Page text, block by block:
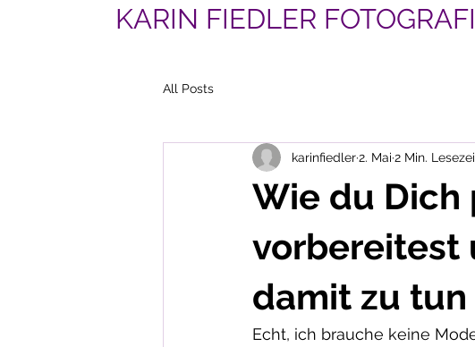
KARIN FIEDLER
All Posts
Wie du Dich
vorbereitest
damit zu tun
karinfiedler2. Mai 2 Min.
Echt, ich brauche keine